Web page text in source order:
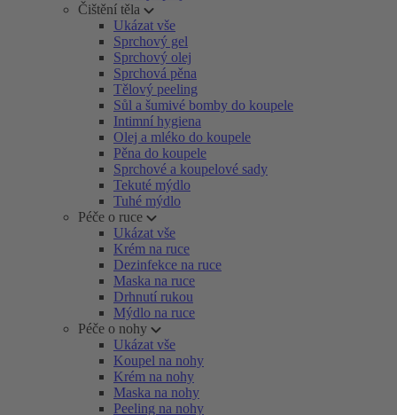
Čištění těla
Ukázat vše
Sprchový gel
Sprchový olej
Sprchová pěna
Tělový peeling
Sůl a šumivé bomby do koupele
Intimní hygiena
Olej a mléko do koupele
Pěna do koupele
Sprchové a koupelové sady
Tekuté mýdlo
Tuhé mýdlo
Péče o ruce
Ukázat vše
Krém na ruce
Dezinfekce na ruce
Maska na ruce
Drhnutí rukou
Mýdlo na ruce
Péče o nohy
Ukázat vše
Koupel na nohy
Krém na nohy
Maska na nohy
Peeling na nohy